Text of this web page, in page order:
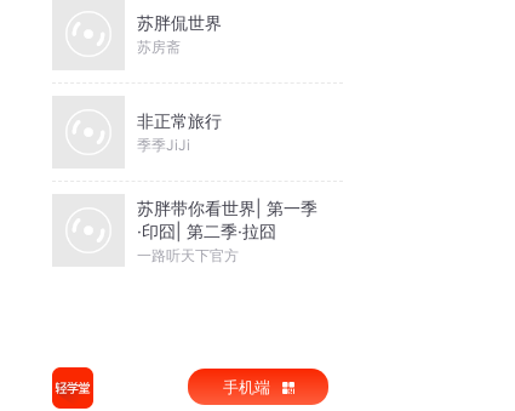
苏胖侃世界
苏房斋
非正常旅行
季季JiJi
苏胖带你看世界| 第一季
·印囧| 第二季·拉囧
一路听天下官方
手机端